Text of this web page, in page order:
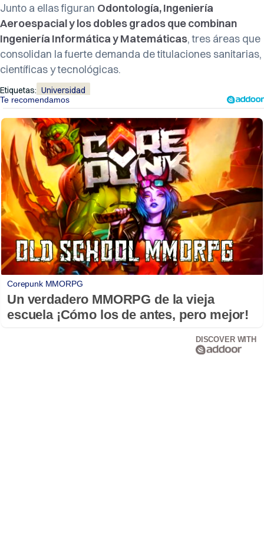
Junto a ellas figuran Odontología, Ingeniería
Aeroespacial y los dobles grados que combinan
Ingeniería Informática y Matemáticas, tres áreas que
consolidan la fuerte demanda de titulaciones sanitarias,
científicas y tecnológicas.
Etiquetas: Universidad
Corepunk MMORPG
Un verdadero MMORPG de la vieja
escuela ¡Cómo los de antes, pero mejor!
DISCOVER WITH